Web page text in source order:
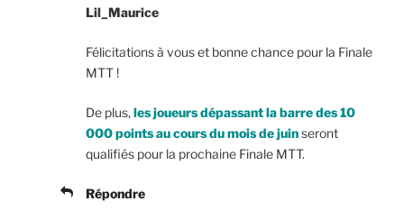
Lil_Maurice
Félicitations à vous et bonne chance pour la Finale
MTT !
De plus,les joueurs dépassant la barre des 10
000 points au cours du mois de juinseront
qualifiés pour la prochaine Finale MTT.
Répondre